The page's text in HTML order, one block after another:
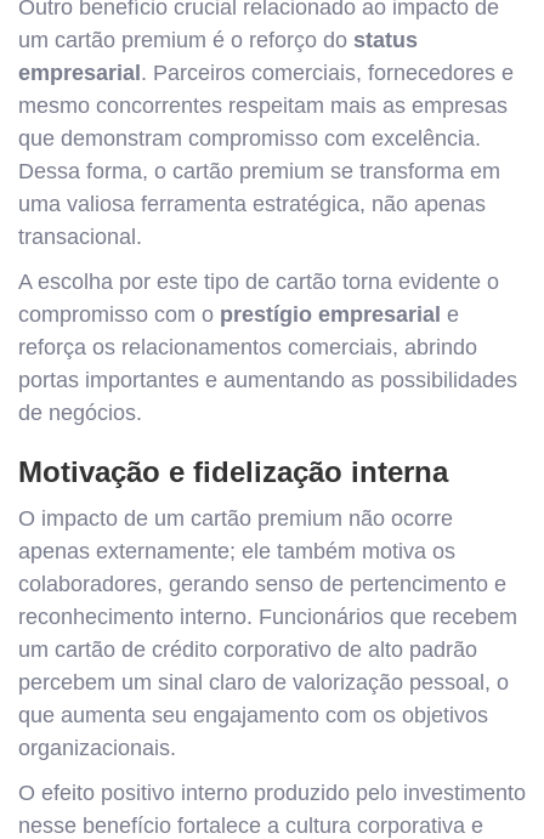
Outro benefício crucial relacionado ao impacto de
um cartão premium é o reforço do status
empresarial. Parceiros comerciais, fornecedores e
mesmo concorrentes respeitam mais as empresas
que demonstram compromisso com excelência.
Dessa forma, o cartão premium se transforma em
uma valiosa ferramenta estratégica, não apenas
transacional.
A escolha por este tipo de cartão torna evidente o
compromisso com o prestígio empresarial e
reforça os relacionamentos comerciais, abrindo
portas importantes e aumentando as possibilidades
de negócios.
Motivação e fidelização interna
O impacto de um cartão premium não ocorre
apenas externamente; ele também motiva os
colaboradores, gerando senso de pertencimento e
reconhecimento interno. Funcionários que recebem
um cartão de crédito corporativo de alto padrão
percebem um sinal claro de valorização pessoal, o
que aumenta seu engajamento com os objetivos
organizacionais.
O efeito positivo interno produzido pelo investimento
nesse benefício fortalece a cultura corporativa e